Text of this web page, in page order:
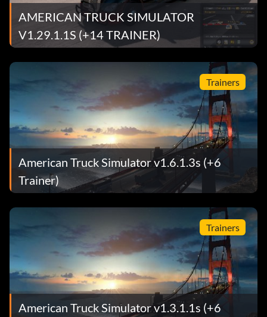
AMERICAN TRUCK SIMULATOR
V1.29.1.1S (+14 TRAINER)
Trainers
American Truck Simulator v1.6.1.3s (+6
Trainer)
Trainers
American Truck Simulator v1.3.1.1s (+6